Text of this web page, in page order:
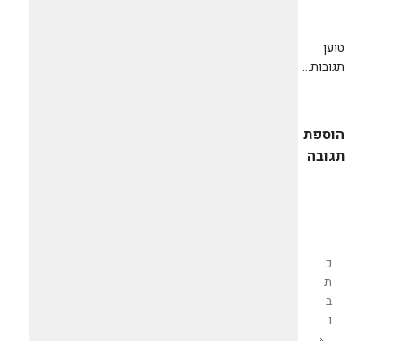
טוען
תגובות...
הוספת
תגובה